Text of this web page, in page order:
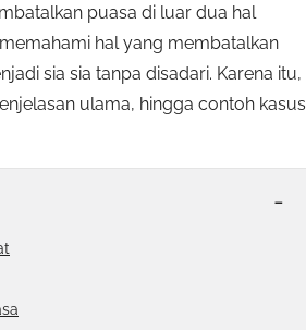
puasa di luar dua hal
hal yang membatalkan
sia sia tanpa disadari. Karena itu,
ulama, hingga contoh kasus
-